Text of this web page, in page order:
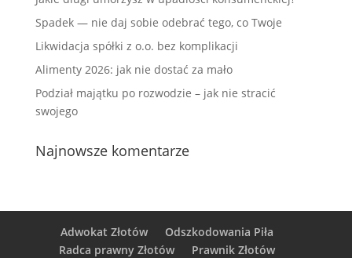
Spadek — nie daj sobie odebrać tego, co Twoje
Likwidacja spółki z o.o. bez komplikacji
Alimenty 2026: jak nie dostać za mało
Podział majątku po rozwodzie – jak nie stracić
swojego
Najnowsze komentarze
Adwokat Złotów
Odszkodowania Piła
Radca prawny Złotów
Prawnik Złotów